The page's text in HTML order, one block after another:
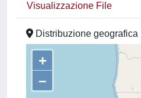
Visualizzazione File
Distribuzione geografica
+
–